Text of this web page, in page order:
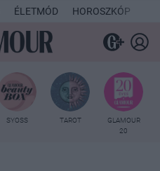
ÉLETMÓD HOROSZKÓP
SYOSS TAROT
GLAMOUR
20